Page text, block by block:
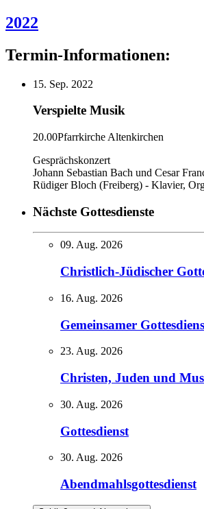
2022
Termin-Informationen:
15. Sep. 2022
Verspielte Musik
20.00Pfarrkirche Altenkirchen
Gesprächskonzert
Johann Sebastian Bach und Cesar
Rüdiger Bloch (Freiberg) - Klavier,
Nächste Gottesdienste
09. Aug. 2026
Christlich-Jüdischer
16. Aug. 2026
Gemeinsamer
23. Aug. 2026
Christen, Juden und
30. Aug. 2026
Gottesdienst
30. Aug. 2026
Abendmahlsgottesdienst